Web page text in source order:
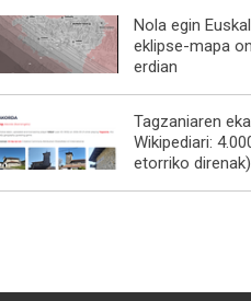
Nola egin
eklipse-mapa
erdian
Tagzaniaren
Wikipediari:
etorriko direnak)